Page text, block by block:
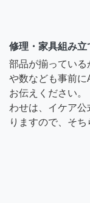
修理・家具組み立
部品が揃っている
や数なども事前
お伝えください
わせは、イケア
りますので、そち